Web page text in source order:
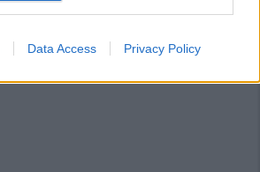
Data Access Privacy Policy